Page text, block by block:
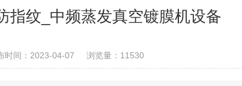
指纹_中频蒸发真空镀膜机设备
时间：2023-04-07 浏览量：11530